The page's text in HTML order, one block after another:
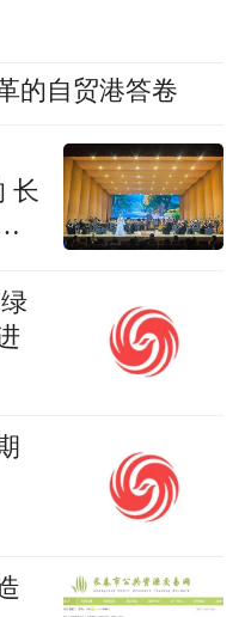
的自贸港答卷
长